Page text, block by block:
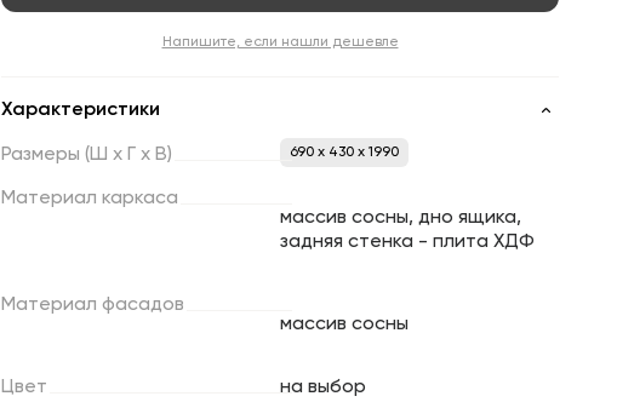
Напишите, если нашли дешевле
Характеристики
Размеры (Ш х Г х В) 690 x 430 x 1990
Материал каркаса
массив сосны, дно ящика,
задняя стенка - плита ХДФ
Материал фасадов
массив сосны
Цвет на выбор